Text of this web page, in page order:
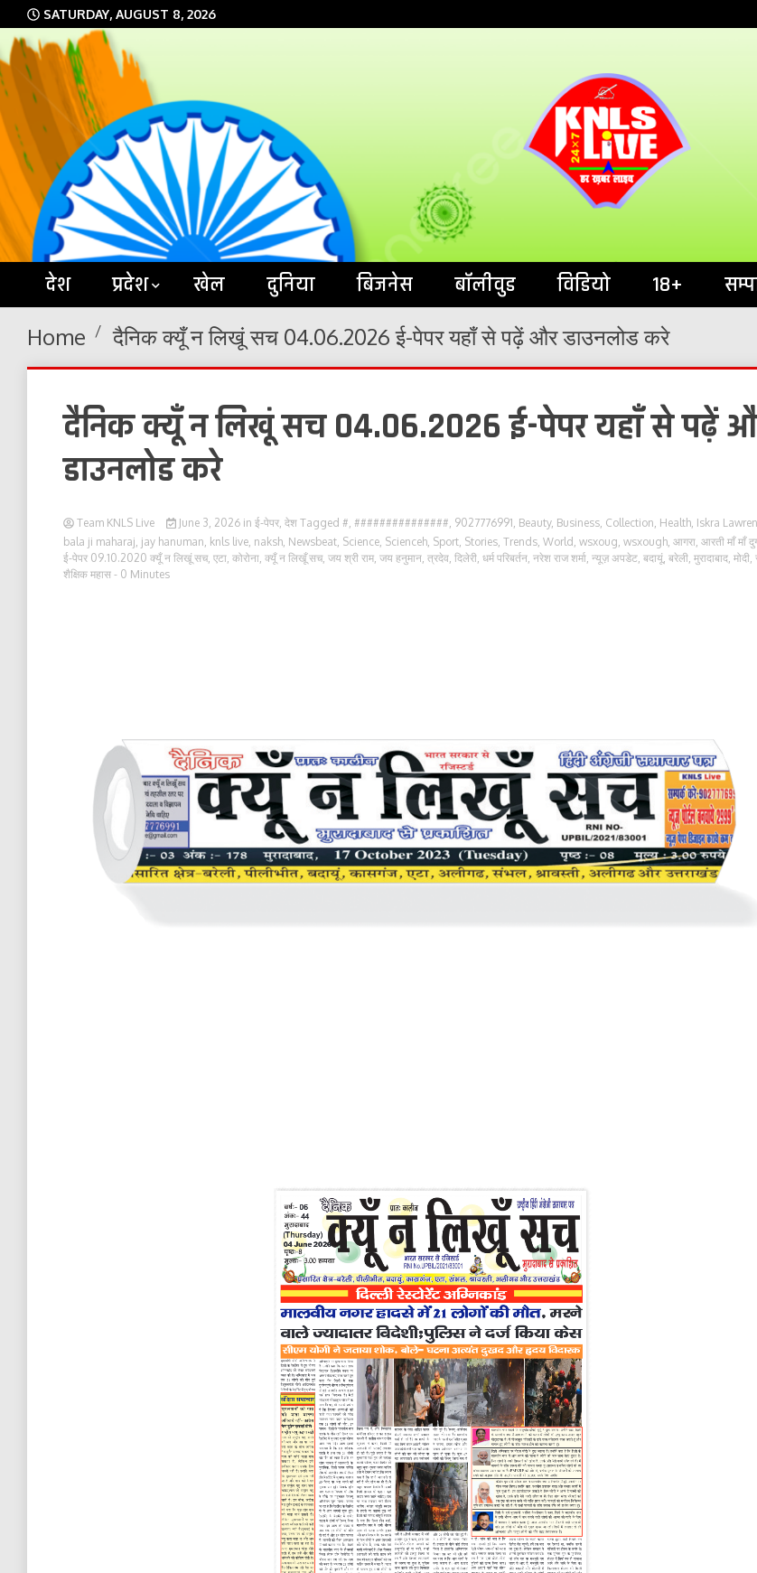
Skip
to
content
SATURDAY, AUGUST 8, 2026
देश प्रदेश खेल दुनिया बिजनेस बॉलीवुड विडियो 18+
Home दैनिक क्यूँ न लिखूं सच 04.06.2026 ई-पेपर यहाँ से पढ़ें और डाउनलोड करे
दैनिक क्यूँ न लिखूं सच 04.06.2026 ई-पेपर यहाँ से पढ़ें
डाउनलोड करे
Team KNLS Live June 3, 2026 in ई-पेपर, देश Tagged #, ###############, 9027776991, Beauty, Business, Collection, Health, Iskra
bala ji maharaj, jay hanuman, knls live, naksh, Newsbeat, Science, Scienceh, Sport, Stories, Trends, World , wsxoug, wsxough, आगरा, आरती माँ माँ
ई-पेपर 09.10.2020 क्यूँ न लिखूं सच, एटा, कोरोना, क्यूँ न लिखूँ सच, जय श्री राम, जय हनुमान, त्रदेव, दिलेरी, धर्म परिबर्तन, नरेश राज शर्मा, न्यूज़ अपडेट, बदायूं, बरेली, मुरादाबाद, मोदी,
शैक्षिक महास - 0 Minutes